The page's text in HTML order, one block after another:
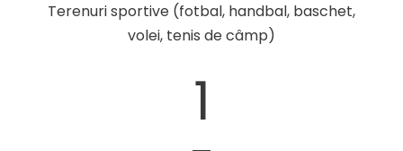
Terenuri sportive (fotbal, handbal, baschet,
volei, tenis de câmp)
1